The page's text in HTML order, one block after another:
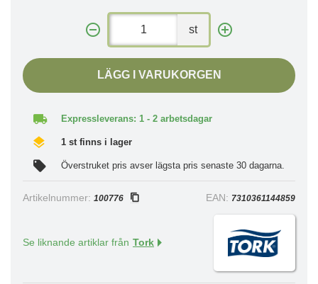
st
LÄGG I VARUKORGEN
Expressleverans: 1 - 2 arbetsdagar
1 st finns i lager
Överstruket pris avser lägsta pris senaste 30 dagarna.
Artikelnummer: 100776 EAN: 7310361144859
Se liknande artiklar från Tork